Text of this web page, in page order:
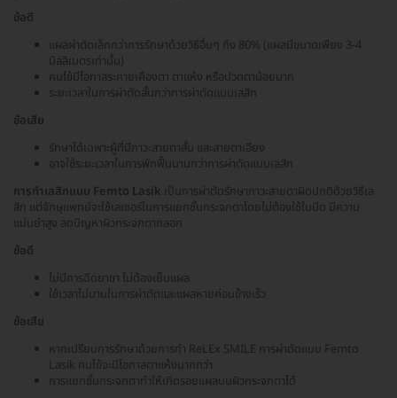
ข้อดี
แผลผ่าตัดเล็กกว่าการรักษาด้วยวิธีอื่นๆ ถึง 80% (แผลมีขนาดเพียง 3-4
มิลลิเมตรเท่านั้น)
คนไข้มีโอกาสระคายเคืองตา ตาแห้ง หรือปวดตาน้อยมาก
ระยะเวลาในการผ่าตัดสั้นกว่าการผ่าตัดแบบเลสิก
ข้อเสีย
รักษาได้เฉพาะผู้ที่มีภาวะสายตาสั้น และสายตาเอียง
อาจใช้ระยะเวลาในการพักฟื้นนานกว่าการผ่าตัดแบบเลสิก
การทำเลสิกแบบ Femto Lasik เป็นการผ่าตัดรักษาภาวะสายตาผิดปกติด้วยวิธีเล
สิก แต่จักษุแพทย์จะใช้เลเซอร์ในการแยกชั้นกระจกตาโดยไม่ต้องใช้ใบมีด มีความ
แม่นยำสูง ลดปัญหาผิวกระจกตาถลอก
ข้อดี
ไม่มีการฉีดยาชา ไม่ต้องเย็บแผล
ใช้เวลาไม่นานในการผ่าตัดและแผลหายค่อนข้างเร็ว
ข้อเสีย
หากเปรียบการรักษาด้วยการทำ ReLEx SMILE การผ่าตัดแบบ Femto
Lasik คนไข้จะมีโอกาสตาแห้งมากกว่า
การแยกชั้นกระจกตาทำให้เกิดรอยแผลบนผิวกระจกตาได้